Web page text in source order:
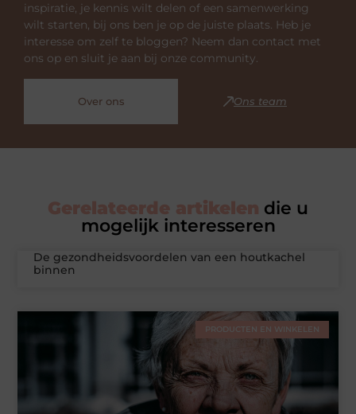
inspiratie, je kennis wilt delen of een samenwerking
wilt starten, bij ons ben je op de juiste plaats. Heb je
interesse om zelf te bloggen? Neem dan contact met
ons op en sluit je aan bij onze community.
Over ons Ons team
Gerelateerde artikelen die u
mogelijk interesseren
De gezondheidsvoordelen van een houtkachel
binnen
PRODUCTEN EN WINKELEN